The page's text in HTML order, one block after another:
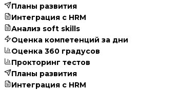
Планы развития
Интеграция с HRM
Анализ soft skills
Оценка компетенций за дни
Оценка 360 градусов
Прокторинг тестов
Планы развития
Интеграция с HRM